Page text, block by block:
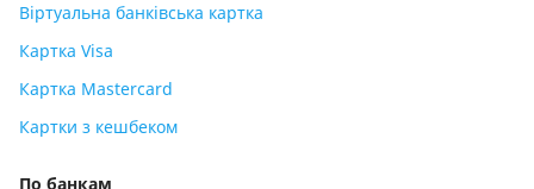
Віртуальна банківська картка
Картка Visa
Картка Mastercard
Картки з кешбеком
По банкам